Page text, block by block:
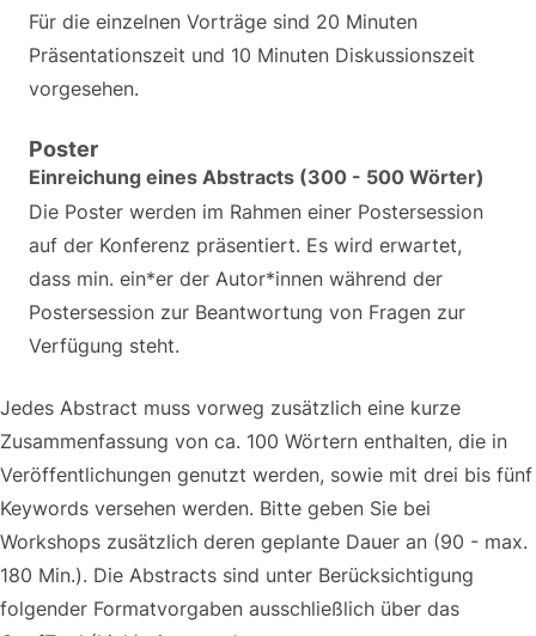
Für die einzelnen Vorträge sind 20 Minuten
Präsentationszeit und 10 Minuten Diskussionszeit
vorgesehen.
Poster
Einreichung eines Abstracts (300 - 500 Wörter)
Die Poster werden im Rahmen einer Postersession
auf der Konferenz präsentiert. Es wird erwartet,
dass min. ein*er der Autor*innen während der
Postersession zur Beantwortung von Fragen zur
Verfügung steht.
Jedes Abstract muss vorweg zusätzlich eine kurze
Zusammenfassung von ca. 100 Wörtern enthalten, die in
Veröffentlichungen genutzt werden, sowie mit drei bis fünf
Keywords versehen werden. Bitte geben Sie bei
Workshops zusätzlich deren geplante Dauer an (90 - max.
180 Min.). Die Abstracts sind unter Berücksichtigung
folgender Formatvorgaben ausschließlich über das